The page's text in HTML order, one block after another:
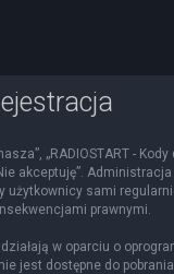
„RADIOSTART -
Administracja
sami
prawnymi.
działają w oparciu o
jest dostępne do